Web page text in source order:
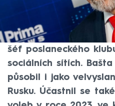
Zemřel poslanec SPD,
ministr a politický
Bylo mu 75 let.
šéf poslaneckého
sociálních sítích.
působil i jako
Rusku. Účastnil se